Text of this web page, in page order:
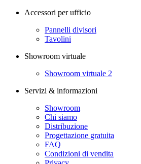
Accessori per ufficio
Pannelli divisori
Tavolini
Showroom virtuale
Showroom virtuale 2
Servizi & informazioni
Showroom
Chi siamo
Distribuzione
Progettazione gratuita
FAQ
Condizioni di vendita